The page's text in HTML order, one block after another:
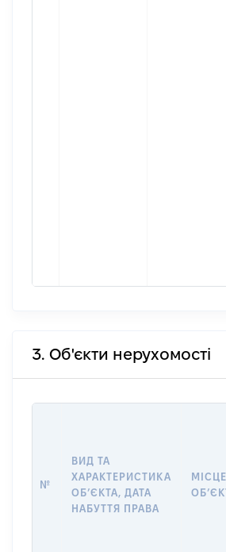
3. Об'єкти нерухомості
№
ВИД ТА
ХАРАКТЕРИСТИКА
ОБʼЄКТА, ДАТА
НАБУТТЯ ПРАВА